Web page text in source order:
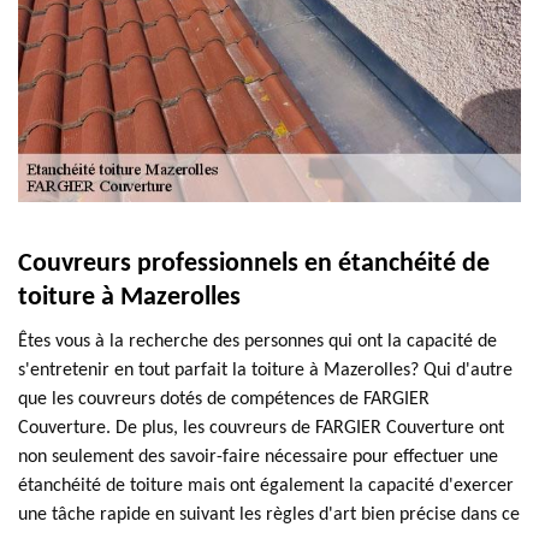
Couvreurs professionnels en étanchéité de
toiture à Mazerolles
Êtes vous à la recherche des personnes qui ont la capacité de
s'entretenir en tout parfait la toiture à Mazerolles? Qui d'autre
que les couvreurs dotés de compétences de FARGIER
Couverture. De plus, les couvreurs de FARGIER Couverture ont
non seulement des savoir-faire nécessaire pour effectuer une
étanchéité de toiture mais ont également la capacité d'exercer
une tâche rapide en suivant les règles d'art bien précise dans ce